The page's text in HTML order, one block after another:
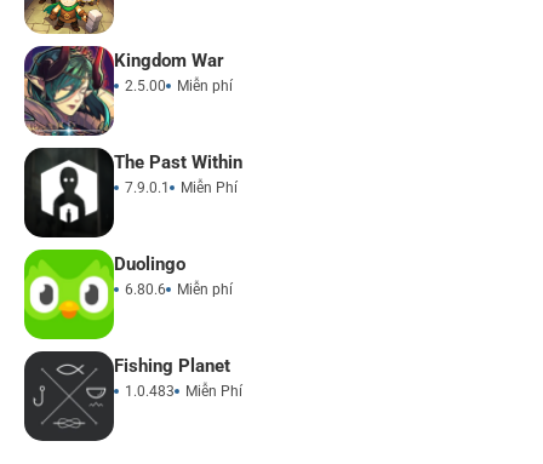
Kingdom War
2.5.00 Miễn phí
The Past Within
7.9.0.1 Miễn Phí
Duolingo
6.80.6 Miễn phí
Fishing Planet
1.0.483 Miễn Phí